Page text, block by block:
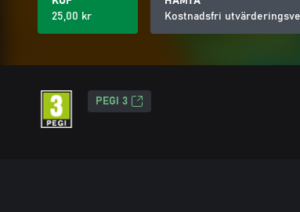
25,00 kr
Kostnadsfri
PEGI 3